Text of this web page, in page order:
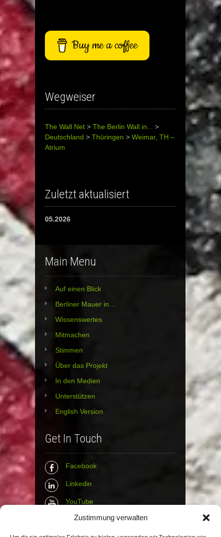
Zustimmung verwalten
Buy me a coffee
Wegweiser
The Wall Net > The Berlin Wall in...
>
Deutschland > Thüringen > Weimar, TH –
Atrium
Zuletzt aktualisiert
05.2026
Main Menu
Auf einen Blick
Berliner Mauer in…
Wissenswertes
Mitmachen
Stimmen
Über das Projekt
In den Medien
Unterstützen
English Version
Get In Touch
Facebook
Linkedin
YouTube
Instagram